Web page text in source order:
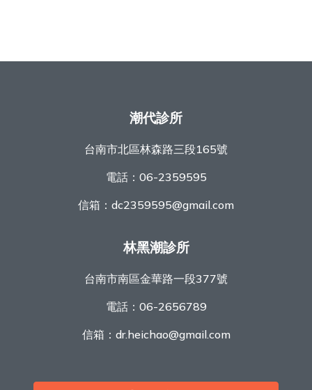
潮代診所
台南市北區林森路三段165號
電話： 06-2359595
信箱： dc2359595@gmail.com
林黑潮診所
台南市南區金華路一段377號
電話： 06-2656789
信箱： dr.heichao@gmail.com